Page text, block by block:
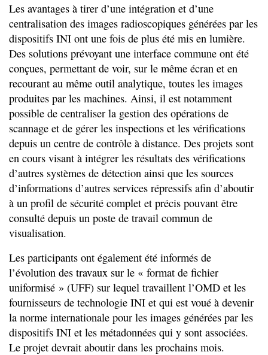
Les avantages à tirer d’une intégration et d’une
centralisation des images radioscopiques générées par les
dispositifs INI ont une fois de plus été mis en lumière.
Des solutions prévoyant une interface commune ont été
conçues, permettant de voir, sur le même écran et en
recourant au même outil analytique, toutes les images
produites par les machines. Ainsi, il est notamment
possible de centraliser la gestion des opérations de
scannage et de gérer les inspections et les vérifications
depuis un centre de contrôle à distance. Des projets sont
en cours visant à intégrer les résultats des vérifications
d’autres systèmes de détection ainsi que les sources
d’informations d’autres services répressifs afin d’aboutir
à un profil de sécurité complet et précis pouvant être
consulté depuis un poste de travail commun de
visualisation.
Les participants ont également été informés de
l’évolution des travaux sur le « format de fichier
uniformisé » (UFF) sur lequel travaillent l’OMD et les
fournisseurs de technologie INI et qui est voué à devenir
la norme internationale pour les images générées par les
dispositifs INI et les métadonnées qui y sont associées.
Le projet devrait aboutir dans les prochains mois.